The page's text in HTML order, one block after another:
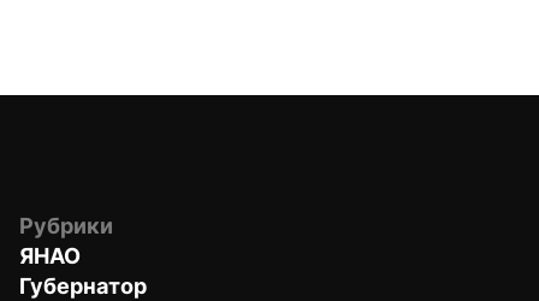
Рубрики
ЯНАО
Губернатор